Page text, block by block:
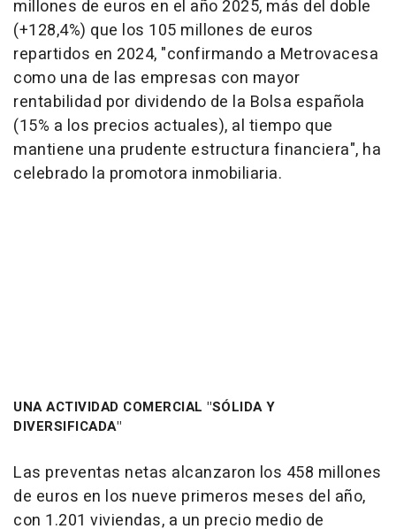
millones de euros en el año 2025, más del doble
(+128,4%) que los 105 millones de euros
repartidos en 2024, "confirmando a Metrovacesa
como una de las empresas con mayor
rentabilidad por dividendo de la Bolsa española
(15% a los precios actuales), al tiempo que
mantiene una prudente estructura financiera", ha
celebrado la promotora inmobiliaria.
UNA ACTIVIDAD COMERCIAL "SÓLIDA Y
DIVERSIFICADA"
Las preventas netas alcanzaron los 458 millones
de euros en los nueve primeros meses del año,
con 1.201 viviendas, a un precio medio de